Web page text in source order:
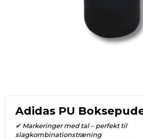
Adidas PU
✔ Markeringer med tal – perfekt til
slagkombinationstræning